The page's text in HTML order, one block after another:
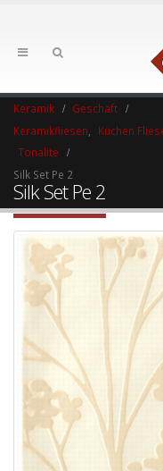
Keramik
Geschäft
Keramikfliesen
Küchen
Tonalite
Silk Set Pe 2
Silk Set Pe 2